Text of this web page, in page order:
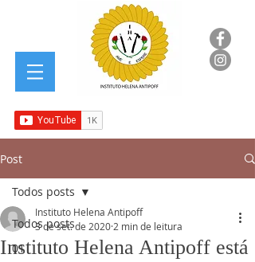
Post
Todos posts
01
Todos posts
Instituto Helena Antipoff está
Instituto Helena Antipoff
3 de set. de 2020 2 min de leitura